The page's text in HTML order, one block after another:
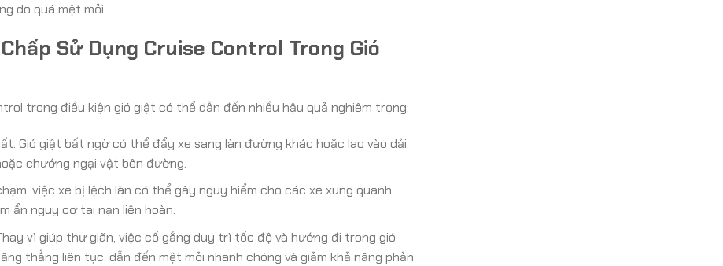
do quá mệt mỏi.
Sử Dụng Cruise Control Trong Gió
trong điều kiện gió giật có thể dẫn đến nhiều hậu quả nghiêm trọng:
Gió giật bất ngờ có thể đẩy xe sang làn đường khác hoặc lao vào dải
chướng ngại vật bên đường.
việc xe bị lệch làn có thể gây nguy hiểm cho các xe xung quanh,
ẩn nguy cơ tai nạn liên hoàn.
vì giúp thư giãn, việc cố gắng duy trì tốc độ và hướng đi trong gió
thẳng liên tục, dẫn đến mệt mỏi nhanh chóng và giảm khả năng phản